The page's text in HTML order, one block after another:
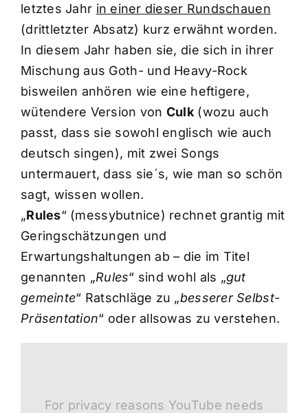
letztes Jahr in einer dieser Rundschauen
(drittletzter Absatz) kurz erwähnt worden.
In diesem Jahr haben sie, die sich in ihrer
Mischung aus Goth- und Heavy-Rock
bisweilen anhören wie eine heftigere,
wütendere Version von Culk (wozu auch
passt, dass sie sowohl englisch wie auch
deutsch singen), mit zwei Songs
untermauert, dass sie´s, wie man so schön
sagt, wissen wollen.
„Rules“ (messybutnice) rechnet grantig mit
Geringschätzungen und
Erwartungshaltungen ab – die im Titel
genannten „Rules“ sind wohl als „gut
gemeinte“ Ratschläge zu „besserer Selbst-
Präsentation“ oder allsowas zu verstehen.
For privacy reasons YouTube needs